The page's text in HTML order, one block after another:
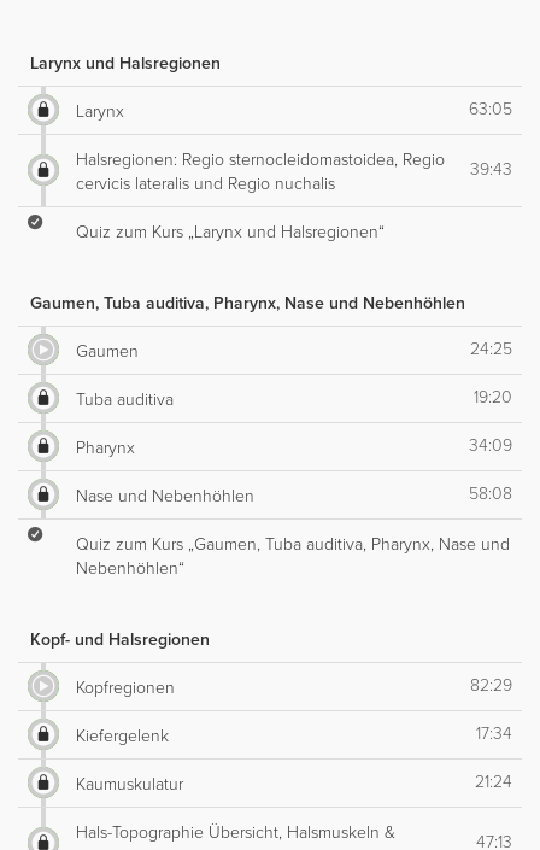
Larynx und Halsregionen
Larynx 63:05
Halsregionen: Regio sternocleidomastoidea, Regio
cervicis lateralis und Regio nuchalis
39:43
Quiz zum Kurs „Larynx und Halsregionen“
Gaumen, Tuba auditiva, Pharynx, Nase und Nebenhöhlen
Gaumen 24:25
Tuba auditiva 19:20
Pharynx 34:09
Nase und Nebenhöhlen 58:08
Quiz zum Kurs „Gaumen, Tuba auditiva, Pharynx, Nase und
Nebenhöhlen“
Kopf- und Halsregionen
Kopfregionen 82:29
Kiefergelenk 17:34
Kaumuskulatur 21:24
Hals-Topographie Übersicht, Halsmuskeln &
47:13